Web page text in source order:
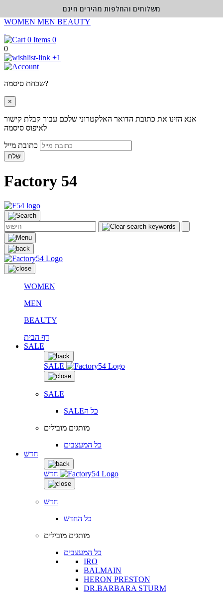
WOMEN MEN BEAUTY
0
0
+1
שכחת סיסמה?
×
אנא הזינו את כתובת הדואר האלקטרוני שלכם עבור קבלת קישור
לאיפוס סיסמה
שלח
Factory 54
WOMEN
MEN
BEAUTY
דף הבית
SALE
SALE
SALE
SALEכל ה
מותגים מובילים
כל המעצבים
חדש
חדש
חדש
כל החדש
מותגים מובילים
כל המעצבים
IRO
BALMAIN
HERON PRESTON
DR.BARBARA STURM
משלוחים והחלפות מהירים חינם